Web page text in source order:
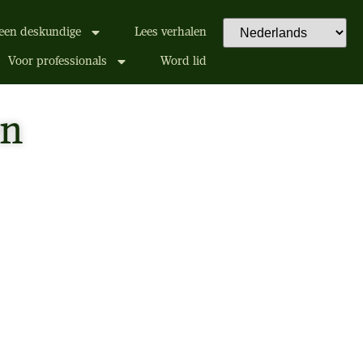
deskundige Lees verhalen
Voor professionals Word lid